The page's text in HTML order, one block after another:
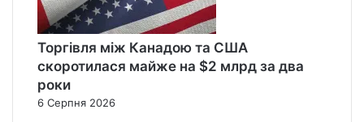
Торгівля між Канадою та США
скоротилася майже на $2 млрд за два
роки
6 Серпня 2026